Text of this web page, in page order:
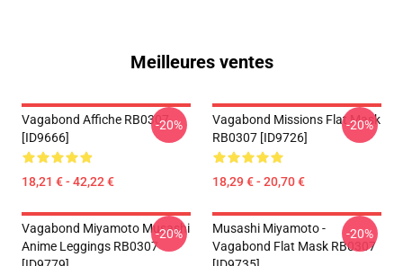
Meilleures ventes
Vagabond Affiche RB0307
[ID9666]
18,21 € - 42,22 €
-20%
Vagabond Missions Flat Mask
RB0307 [ID9726]
18,29 € - 20,70 €
-20%
Vagabond Miyamoto Musashi
Anime Leggings RB0307
-20%
Musashi Miyamoto -
Vagabond Flat Mask RB0307
-20%